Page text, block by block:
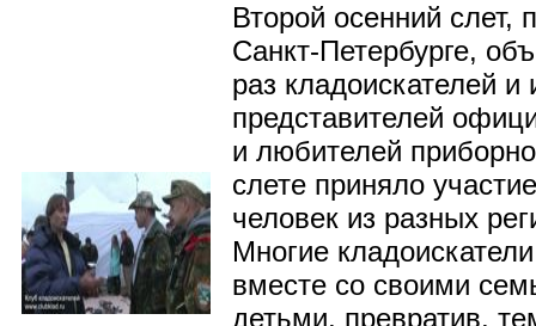
Второй осенний слет,
Санкт-Петербурге,
раз кладоискателей и
представителей
и любителей
слете приняло
человек из разных
Многие
вместе со своими
детьми, превратив,